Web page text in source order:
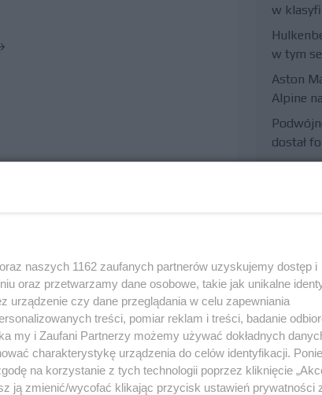
w
w tym
Aston
Alpine
dostał
Więcej
naszych 1162 zaufanych partnerów uzyskujemy dostęp i
oraz przetwarzamy dane osobowe, takie jak unikalne
urządzenie czy dane przeglądania w celu zapewniania
treści, pomiar reklam i treści, badanie
my i Zaufani Partnerzy możemy używać dokładnych
charakterystykę urządzenia do celów identyfikacji.
na korzystanie z tych technologii poprzez kliknięcie
ją zmienić/wycofać klikając przycisk ustawień prywatności